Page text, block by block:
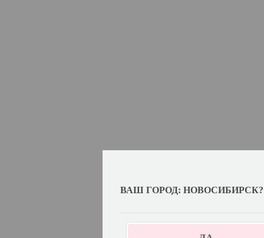
ВАШ ГОРОД: НОВОСИБИРСК?